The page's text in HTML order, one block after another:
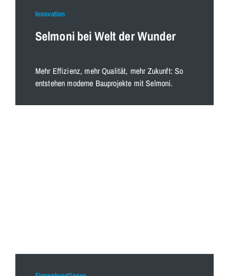
Innovation
Selmoni bei Welt der Wunder
Mehr Effizienz, mehr Qualität, mehr Zukunft: So
entstehen moderne Bauprojekte mit Selmoni.